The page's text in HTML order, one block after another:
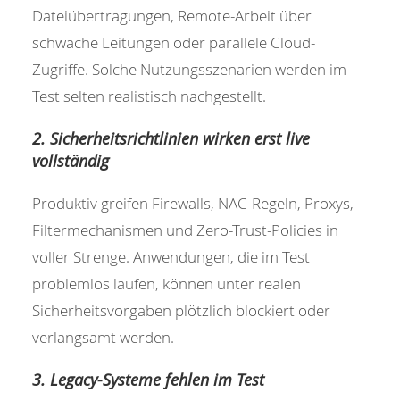
Dateiübertragungen, Remote-Arbeit über
schwache Leitungen oder parallele Cloud-
Zugriffe. Solche Nutzungsszenarien werden im
Test selten realistisch nachgestellt.
2. Sicherheitsrichtlinien wirken erst live
vollständig
Produktiv greifen Firewalls, NAC-Regeln, Proxys,
Filtermechanismen und Zero-Trust-Policies in
voller Strenge. Anwendungen, die im Test
problemlos laufen, können unter realen
Sicherheitsvorgaben plötzlich blockiert oder
verlangsamt werden.
3. Legacy-Systeme fehlen im Test